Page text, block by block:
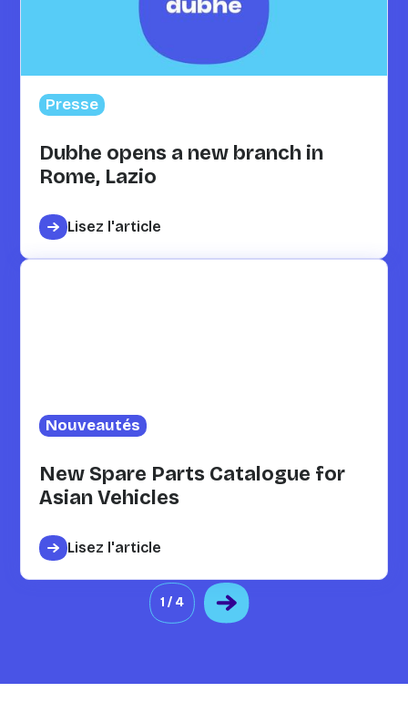
Presse
Dubhe opens a new branch in
Rome, Lazio
Lisez l'article
Nouveautés
New Spare Parts Catalogue for
Asian Vehicles
Lisez l'article
1 / 4